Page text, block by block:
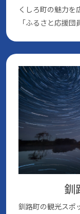
くしろ町の魅⼒を
「ふるさと応援
釧
釧路町の観光スポ